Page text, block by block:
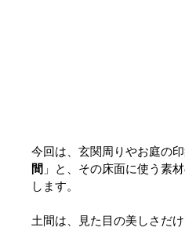
今回は、玄関周りやお庭の
間 」と、その床面に使う素
します。
土間は、見た目の美しさだ